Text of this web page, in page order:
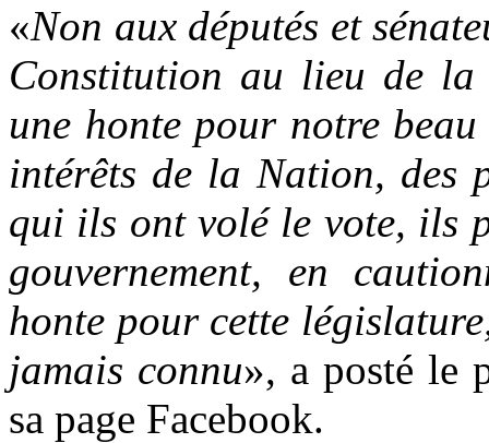
«Non aux députés et
Constitution au lieu de la
une honte pour notre
intérêts de la Nation, des
qui ils ont volé le vote, ils
gouvernement, en
honte pour cette
jamais connu», a posté le
sa page Facebook.